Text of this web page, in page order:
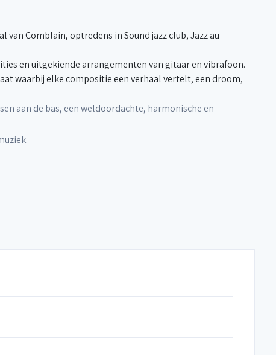
Comblain, optredens in Sound jazz club, Jazz au
en uitgekiende arrangementen van gitaar en vibrafoon.
waarbij elke compositie een verhaal vertelt, een droom,
aan de bas, een weldoordachte, harmonische en